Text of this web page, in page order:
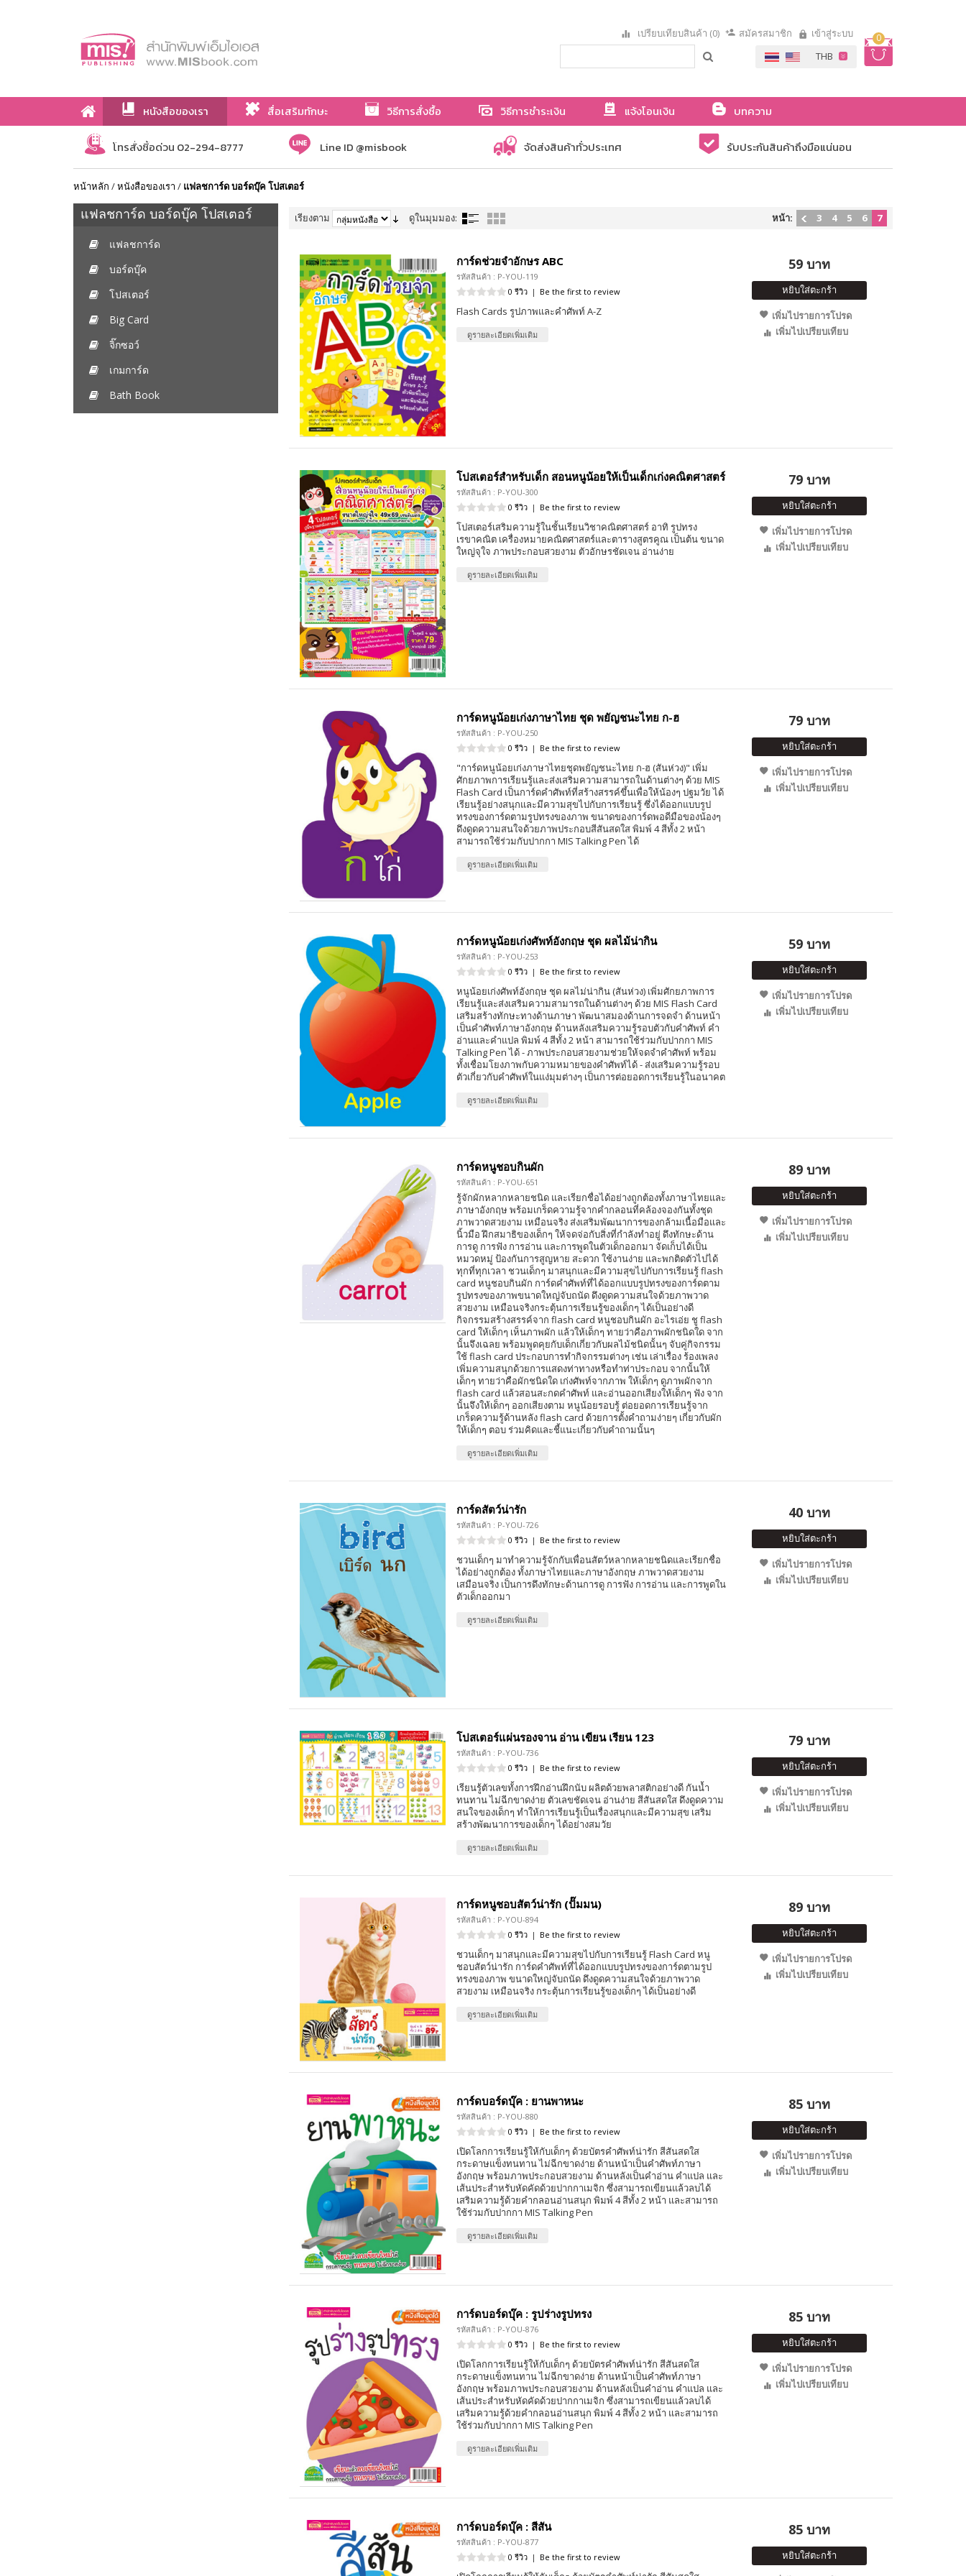
0
เปรียบเทียบสินค้า (0) สมัครสมาชิก เข้าสู่ระบบ
หนังสือของเรา สื่อเสริมทักษะ วิธีการสั่งซื้อ วิธีการชำระเงิน แจ้งโอนเงิน
บทความ
เกี่ยวกับเรา
โทรสั่งซื้อด่วน 02-294-8777 Line ID @misbook จัดส่งสินค้าทั่วประเทศ รับประกันสินค้าถึงมือแน่นอน
หน้าหลัก /หนังสือของเรา / แฟลชการ์ด บอร์ดบุ๊ค โปสเตอร์
แฟลชการ์ด บอร์ดบุ๊ค โปสเตอร์
แฟลชการ์ด
บอร์ดบุ๊ค
โปสเตอร์
Big Card
จิ๊กซอว์
เกมการ์ด
Bath Book
เรียงตาม ดูในมุมมอง: หน้า: 3 4 5 6 7
การ์ดช่วยจำอักษร ABC
รหัสสินค้า : P-YOU-119
0 รีวิว | Be the first to review
Flash Cards รูปภาพและคำศัพท์ A-Z
ดูรายละเอียดเพิ่มเติม
59 บาท
หยิบใส่ตะกร้า
เพิ่มไปรายการโปรด
เพิ่มไปเปรียบเทียบ
โปสเตอร์สำหรับเด็ก สอนหนูน้อยให้เป็นเด็กเก่งคณิตศาสตร์
รหัสสินค้า : P-YOU-300
0 รีวิว | Be the first to review
โปสเตอร์เสริมความรู้ในชั้นเรียนวิชาคณิตศาสตร์ อาทิ รูปทรง
เรขาคณิต เครื่องหมายคณิตศาสตร์และตารางสูตรคูณ เป็นต้น ขนาด
ใหญ่จุใจ ภาพประกอบสวยงาม ตัวอักษรชัดเจน อ่านง่าย
ดูรายละเอียดเพิ่มเติม
79 บาท
หยิบใส่ตะกร้า
เพิ่มไปรายการโปรด
เพิ่มไปเปรียบเทียบ
การ์ดหนูน้อยเก่งภาษาไทย ชุด พยัญชนะไทย ก-ฮ
รหัสสินค้า : P-YOU-250
0 รีวิว | Be the first to review
"การ์ดหนูน้อยเก่งภาษาไทยชุดพยัญชนะไทย ก-ฮ (สันห่วง)" เพิ่ม
ศักยภาพการเรียนรู้และส่งเสริมความสามารถในด้านต่างๆ ด้วย MIS
Flash Card เป็นการ์ดคำศัพท์ที่สร้างสรรค์ขึ้นเพื่อให้น้องๆ ปฐมวัย ได้
เรียนรู้อย่างสนุกและมีความสุขไปกับการเรียนรู้ ซึ่งได้ออกแบบรูป
ทรงของการ์ดตามรูปทรงของภาพ ขนาดของการ์ดพอดีมือของน้องๆ
ดึงดูดความสนใจด้วยภาพประกอบสีสันสดใส พิมพ์ 4 สีทั้ง 2 หน้า
สามารถใช้ร่วมกับปากกา MIS Talking Pen ได้
ดูรายละเอียดเพิ่มเติม
79 บาท
หยิบใส่ตะกร้า
เพิ่มไปรายการโปรด
เพิ่มไปเปรียบเทียบ
การ์ดหนูน้อยเก่งศัพท์อังกฤษ ชุด ผลไม้น่ากิน
รหัสสินค้า : P-YOU-253
0 รีวิว | Be the first to review
หนูน้อยเก่งศัพท์อังกฤษ ชุด ผลไม่น่ากิน (สันห่วง) เพิ่มศักยภาพการ
เรียนรู้และส่งเสริมความสามารถในด้านต่างๆ ด้วย MIS Flash Card
เสริมสร้างทักษะทางด้านภาษา พัฒนาสมองด้านการจดจำ ด้านหน้า
เป็นคำศัพท์ภาษาอังกฤษ ด้านหลังเสริมความรู้รอบตัวกับคำศัพท์ คำ
อ่านและคำแปล พิมพ์ 4 สีทั้ง 2 หน้า สามารถใช้ร่วมกับปากกา MIS
Talking Pen ได้ - ภาพประกอบสวยงามช่วยให้จดจำคำศัพท์ พร้อม
ทั้งเชื่อมโยงภาพกับความหมายของคำศัพท์ได้ - ส่งเสริมความรู้รอบ
ตัวเกี่ยวกับคำศัพท์ในแง่มุมต่างๆ เป็นการต่อยอดการเรียนรู้ในอนาคต
ดูรายละเอียดเพิ่มเติม
59 บาท
หยิบใส่ตะกร้า
เพิ่มไปรายการโปรด
เพิ่มไปเปรียบเทียบ
การ์ดหนูชอบกินผัก
รหัสสินค้า : P-YOU-651
รู้จักผักหลากหลายชนิด และเรียกชื่อได้อย่างถูกต้องทั้งภาษาไทยและ
ภาษาอังกฤษ พร้อมเกร็ดความรู้จากคำกลอนที่คล้องจองกันทั้งชุด
ภาพวาดสวยงาม เหมือนจริง ส่งเสริมพัฒนาการของกล้ามเนื้อมือและ
นิ้วมือ ฝึกสมาธิของเด็กๆ ให้จดจ่อกับสิ่งที่กำลังทำอยู่ ดึงทักษะด้าน
การดู การฟัง การอ่าน และการพูดในตัวเด็กออกมา จัดเก็บได้เป็น
หมวดหมู่ ป้องกันการสูญหาย สะดวก ใช้งานง่าย และพกติดตัวไปได้
ทุกที่ทุกเวลา ชวนเด็กๆ มาสนุกและมีความสุขไปกับการเรียนรู้ flash
card หนูชอบกินผัก การ์ดคำศัพท์ที่ได้ออกแบบรูปทรงของการ์ดตาม
รูปทรงของภาพขนาดใหญ่จับถนัด ดึงดูดความสนใจด้วยภาพวาด
สวยงาม เหมือนจริงกระตุ้นการเรียนรู้ของเด็กๆ ได้เป็นอย่างดี
กิจกรรมสร้างสรรค์จาก flash card หนูชอบกินผัก อะไรเอ่ย ชู flash
card ให้เด็กๆ เห็นภาพผัก แล้วให้เด็กๆ ทายว่าคือภาพผักชนิดใด จาก
นั้นจึงเฉลย พร้อมพูดคุยกับเด็กเกี่ยวกับผลไม้ชนิดนั้นๆ จับคู่กิจกรรม
ใช้ flash card ประกอบการทำกิจกรรมต่างๆ เช่น เล่าเรื่อง ร้องเพลง
เพิ่มความสนุกด้วยการแสดงท่าทางหรือทำท่าประกอบ จากนั้นให้
เด็กๆ ทายว่าคือผักชนิดใด เก่งศัพท์จากภาพ ให้เด็กๆ ดูภาพผักจาก
flash card แล้วสอนสะกดคำศัพท์ และอ่านออกเสียงให้เด็กๆ ฟัง จาก
นั้นจึงให้เด็กๆ ออกเสียงตาม หนูน้อยรอบรู้ ต่อยอดการเรียนรู้จาก
เกร็ดความรู้ด้านหลัง flash card ด้วยการตั้งคำถามง่ายๆ เกี่ยวกับผัก
ให้เด็กๆ ตอบ ร่วมคิดและชี้แนะเกี่ยวกับคำถามนั้นๆ
ดูรายละเอียดเพิ่มเติม
89 บาท
หยิบใส่ตะกร้า
เพิ่มไปรายการโปรด
เพิ่มไปเปรียบเทียบ
การ์ดสัตว์น่ารัก
รหัสสินค้า : P-YOU-726
0 รีวิว | Be the first to review
ชวนเด็กๆ มาทำความรู้จักกับเพื่อนสัตว์หลากหลายชนิดและเรียกชื่อ
ได้อย่างถูกต้อง ทั้งภาษาไทยและภาษาอังกฤษ ภาพวาดสวยงาม
เสมือนจริง เป็นการดึงทักษะด้านการดู การฟัง การอ่าน และการพูดใน
ตัวเด็กออกมา
ดูรายละเอียดเพิ่มเติม
40 บาท
หยิบใส่ตะกร้า
เพิ่มไปรายการโปรด
เพิ่มไปเปรียบเทียบ
โปสเตอร์แผ่นรองจาน อ่าน เขียน เรียน 123
รหัสสินค้า : P-YOU-736
0 รีวิว | Be the first to review
เรียนรู้ตัวเลขทั้งการฝึกอ่านฝึกนับ ผลิตด้วยพลาสติกอย่างดี กันน้ำ
ทนทาน ไม่ฉีกขาดง่าย ตัวเลขชัดเจน อ่านง่าย สีสันสดใส ดึงดูดความ
สนใจของเด็กๆ ทำให้การเรียนรู้เป็นเรื่องสนุกและมีความสุข เสริม
สร้างพัฒนาการของเด็กๆ ได้อย่างสมวัย
ดูรายละเอียดเพิ่มเติม
79 บาท
หยิบใส่ตะกร้า
เพิ่มไปรายการโปรด
เพิ่มไปเปรียบเทียบ
การ์ดหนูชอบสัตว์น่ารัก (ปั๊มมน)
รหัสสินค้า : P-YOU-894
0 รีวิว | Be the first to review
ชวนเด็กๆ มาสนุกและมีความสุขไปกับการเรียนรู้ Flash Card หนู
ชอบสัตว์น่ารัก การ์ดคำศัพท์ที่ได้ออกแบบรูปทรงของการ์ดตามรูป
ทรงของภาพ ขนาดใหญ่จับถนัด ดึงดูดความสนใจด้วยภาพวาด
สวยงาม เหมือนจริง กระตุ้นการเรียนรู้ของเด็กๆ ได้เป็นอย่างดี
ดูรายละเอียดเพิ่มเติม
89 บาท
หยิบใส่ตะกร้า
เพิ่มไปรายการโปรด
เพิ่มไปเปรียบเทียบ
การ์ดบอร์ดบุ๊ค : ยานพาหนะ
รหัสสินค้า : P-YOU-880
0 รีวิว | Be the first to review
เปิดโลกการเรียนรู้ให้กับเด็กๆ ด้วยบัตรคำศัพท์น่ารัก สีสันสดใส
กระดาษแข็งทนทาน ไม่ฉีกขาดง่าย ด้านหน้าเป็นคำศัพท์ภาษา
อังกฤษ พร้อมภาพประกอบสวยงาม ด้านหลังเป็นคำอ่าน คำแปล และ
เส้นประสำหรับหัดคัดด้วยปากกาเมจิก ซึ่งสามารถเขียนแล้วลบได้
เสริมความรู้ด้วยคำกลอนอ่านสนุก พิมพ์ 4 สีทั้ง 2 หน้า และสามารถ
ใช้ร่วมกับปากกา MIS Talking Pen
ดูรายละเอียดเพิ่มเติม
85 บาท
หยิบใส่ตะกร้า
เพิ่มไปรายการโปรด
เพิ่มไปเปรียบเทียบ
การ์ดบอร์ดบุ๊ค : รูปร่างรูปทรง
รหัสสินค้า : P-YOU-876
0 รีวิว | Be the first to review
เปิดโลกการเรียนรู้ให้กับเด็กๆ ด้วยบัตรคำศัพท์น่ารัก สีสันสดใส
กระดาษแข็งทนทาน ไม่ฉีกขาดง่าย ด้านหน้าเป็นคำศัพท์ภาษา
อังกฤษ พร้อมภาพประกอบสวยงาม ด้านหลังเป็นคำอ่าน คำแปล และ
เส้นประสำหรับหัดคัดด้วยปากกาเมจิก ซึ่งสามารถเขียนแล้วลบได้
เสริมความรู้ด้วยคำกลอนอ่านสนุก พิมพ์ 4 สีทั้ง 2 หน้า และสามารถ
ใช้ร่วมกับปากกา MIS Talking Pen
ดูรายละเอียดเพิ่มเติม
85 บาท
หยิบใส่ตะกร้า
เพิ่มไปรายการโปรด
เพิ่มไปเปรียบเทียบ
การ์ดบอร์ดบุ๊ค : สีสัน
รหัสสินค้า : P-YOU-877
0 รีวิว | Be the first to review
85 บาท
หยิบใส่ตะกร้า